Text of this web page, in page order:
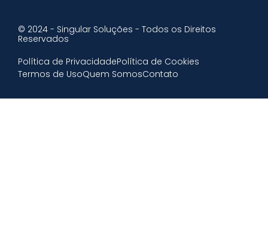
© 2024 - Singular Soluções - Todos os Direitos
Reservados
Política de PrivacidadePolítica de Cookies
Termos de UsoQuem SomosContato